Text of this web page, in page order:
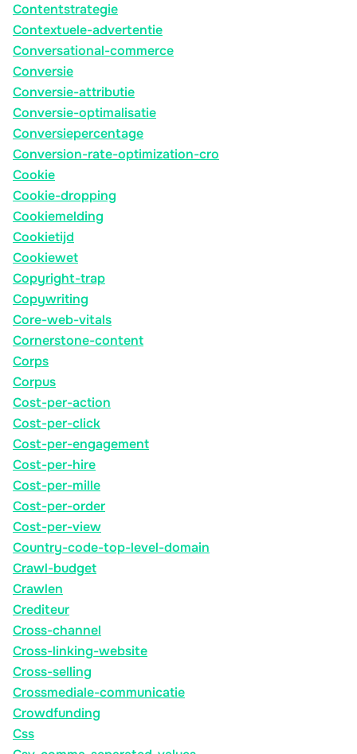
Contentstrategie
Contextuele-advertentie
Conversational-commerce
Conversie
Conversie-attributie
Conversie-optimalisatie
Conversiepercentage
Conversion-rate-optimization-cro
Cookie
Cookie-dropping
Cookiemelding
Cookietijd
Cookiewet
Copyright-trap
Copywriting
Core-web-vitals
Cornerstone-content
Corps
Corpus
Cost-per-action
Cost-per-click
Cost-per-engagement
Cost-per-hire
Cost-per-mille
Cost-per-order
Cost-per-view
Country-code-top-level-domain
Crawl-budget
Crawlen
Crediteur
Cross-channel
Cross-linking-website
Cross-selling
Crossmediale-communicatie
Crowdfunding
Css